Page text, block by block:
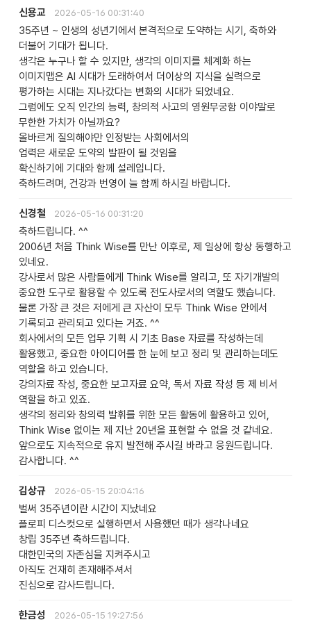
신용교 2026-05-16 00:31:40
35주년 ~ 인생의 성년기에서 본격적으로 도약하는 시기, 축하와
더불어 기대가 됩니다.
생각은 누구나 할 수 있지만, 생각의 이미지를 체계화 하는
이미지맵은 AI 시대가 도래하여서 더이상의 지식을 실력으로
평가하는 시대는 지나갔다는 변화의 시대가 되었네요.
그럼에도 오직 인간의 능력, 창의적 사고의 영원무궁함 이야말로
무한한 가치가 아닐까요?
올바르게 질의해야만 인정받는 사회에서의
업력은 새로운 도약의 발판이 될 것임을
확신하기에 기대와 함께 설레입니다.
축하드려며, 건강과 번영이 늘 함께 하시길 바랍니다.
신경철 2026-05-16 00:31:20
축하드립니다. ^^
2006년 처음 Think Wise를 만난 이후로, 제 일상에 항상 동행하고
있네요.
강사로서 많은 사람들에게 Think Wise를 알리고, 또 자기개발의
중요한 도구로 활용할 수 있도록 전도사로서의 역할도 했습니다.
물론 가장 큰 것은 저에게 큰 자산이 모두 Think Wise 안에서
기록되고 관리되고 있다는 거죠. ^^
회사에서의 모든 업무 기획 시 기초 Base 자료를 작성하는데
활용했고, 중요한 아이디어를 한 눈에 보고 정리 및 관리하는데도
역할을 하고 있습니다.
강의자료 작성, 중요한 보고자료 요약, 독서 자료 작성 등 제 비서
역할을 하고 있죠.
생각의 정리와 창의력 발휘를 위한 모든 활동에 활용하고 있어,
Think Wise 없이는 제 지난 20년을 표현할 수 없을 것 같네요.
앞으로도 지속적으로 유지 발전해 주시길 바라고 응원드립니다.
감사합니다. ^^
김상규 2026-05-15 20:04:16
벌써 35주년이란 시간이 지났네요
플로피 디스컷으로 실행하면서 사용했던 때가 생각나네요
창립 35주년 축하드립니다.
대한민국의 자존심을 지켜주시고
아직도 건재히 존재해주셔서
진심으로 감사드립니다.
한금성 2026-05-15 19:27:56